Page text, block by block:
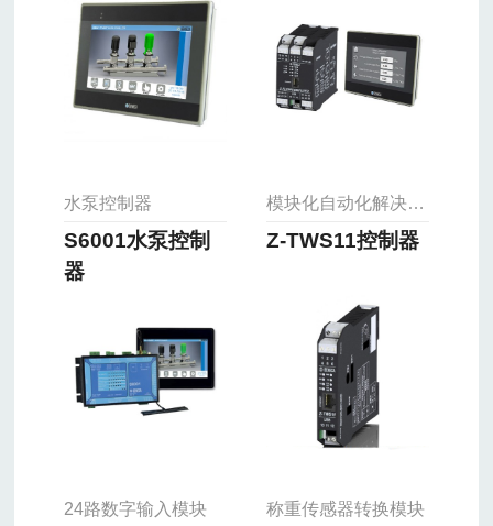
水泵控制器
S6001水泵控制
器
模块化自动化解决方案
Z-TWS11控制器
24路数字输入模块 称重传感器转换模块